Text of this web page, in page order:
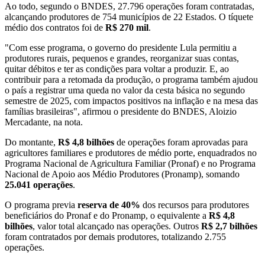
Ao todo, segundo o BNDES, 27.796 operações foram contratadas,
alcançando produtores de 754 municípios de 22 Estados. O tíquete
médio dos contratos foi de R$ 270 mil.
"Com esse programa, o governo do presidente Lula permitiu a
produtores rurais, pequenos e grandes, reorganizar suas contas,
quitar débitos e ter as condições para voltar a produzir. E, ao
contribuir para a retomada da produção, o programa também ajudou
o país a registrar uma queda no valor da cesta básica no segundo
semestre de 2025, com impactos positivos na inflação e na mesa das
famílias brasileiras", afirmou o presidente do BNDES, Aloizio
Mercadante, na nota.
Do montante, R$ 4,8 bilhões de operações foram aprovadas para
agricultores familiares e produtores de médio porte, enquadrados no
Programa Nacional de Agricultura Familiar (Pronaf) e no Programa
Nacional de Apoio aos Médio Produtores (Pronamp), somando
25.041 operações.
O programa previa reserva de 40% dos recursos para produtores
beneficiários do Pronaf e do Pronamp, o equivalente a R$ 4,8
bilhões, valor total alcançado nas operações. Outros R$ 2,7 bilhões
foram contratados por demais produtores, totalizando 2.755
operações.